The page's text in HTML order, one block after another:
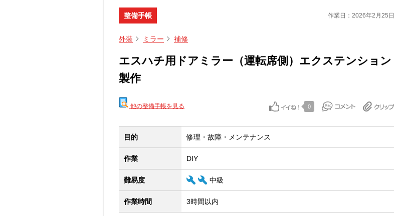
整備手帳 作業日：2026年2月25日
外装 ミラー 補修
エスハチ用ドアミラー（運転席側）エクステンション
製作
他の整備手帳を見る 0
目的 修理・故障・メンテナンス
作業 DIY
難易度 中級
作業時間 3時間以内